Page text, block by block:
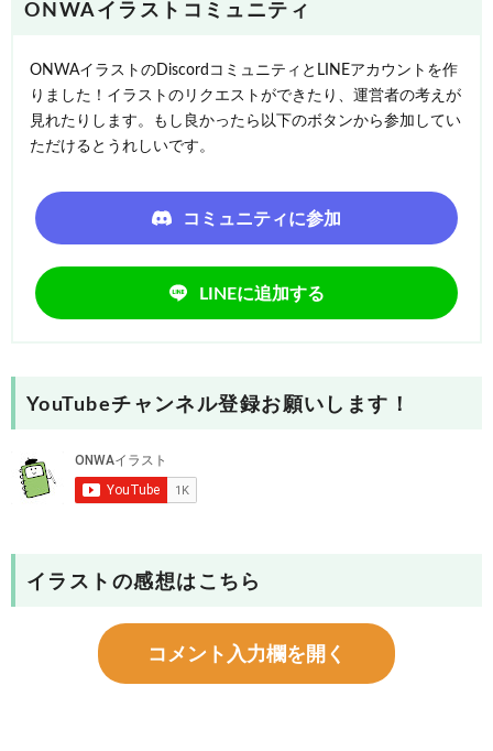
ONWAイラストコミュニティ
ONWAイラストのDiscordコミュニティとLINEアカウントを作
りました！イラストのリクエストができたり、運営者の考えが
見れたりします。もし良かったら以下のボタンから参加してい
ただけるとうれしいです。
コミュニティに参加
LINEに追加する
YouTubeチャンネル登録お願いします！
イラストの感想はこちら
コメント入力欄を開く